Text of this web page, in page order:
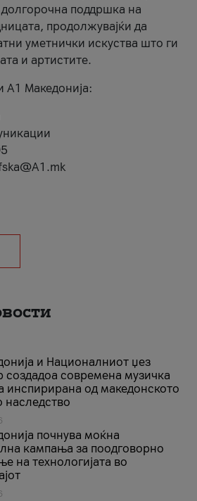
долгорочна поддршка на
продолжувајќи да
уметнички искуства што ги
и артистите.
А1 Македонија:
и Националниот џез
создадоа современа музичка
инспирирана од македонското
наследство
почнува моќна
кампања за поодговорно
на технологијата во